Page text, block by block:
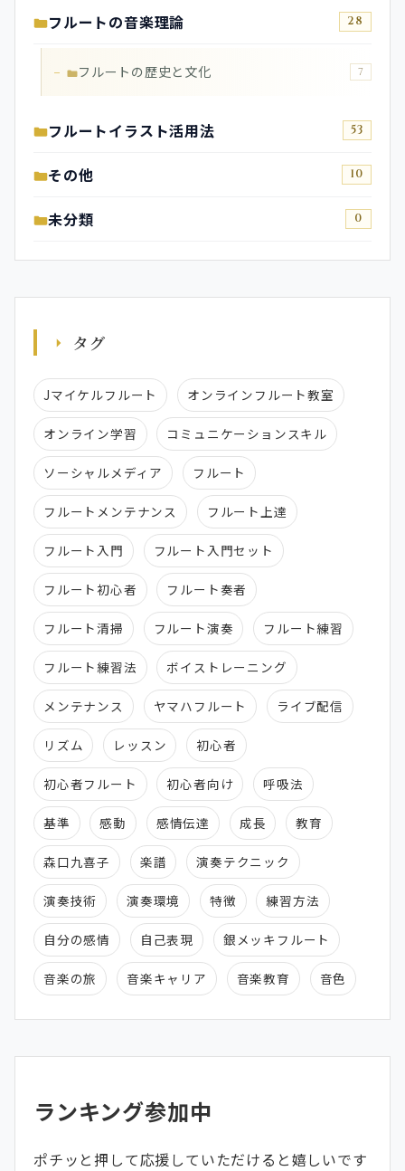
フルートの音楽理論 28
フルートの歴史と文化 7
フルートイラスト活用法 53
その他 10
未分類 0
タグ
Jマイケルフルート オンラインフルート教室
オンライン学習 コミュニケーションスキル
ソーシャルメディア フルート
フルートメンテナンス フルート上達
フルート入門 フルート入門セット
フルート初心者 フルート奏者
フルート清掃 フルート演奏 フルート練習
フルート練習法 ボイストレーニング
メンテナンス ヤマハフルート ライブ配信
リズム レッスン 初心者
初心者フルート 初心者向け 呼吸法
基準 感動 感情伝達 成長 教育
森口九喜子 楽譜 演奏テクニック
演奏技術 演奏環境 特徴 練習方法
自分の感情 自己表現 銀メッキフルート
音楽の旅 音楽キャリア 音楽教育 音色
ランキング参加中
ポチッと押して応援していただけると嬉しいです